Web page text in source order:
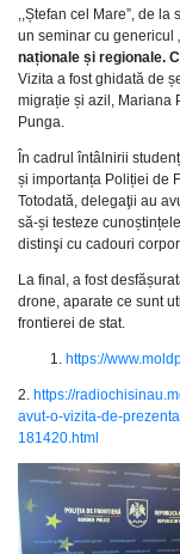
,,Ștefan cel Mare”, de
un seminar cu genericul „
naționale și regionale.
Vizita a fost ghidată de
migrație și azil, Mariana
Punga.
În cadrul întâlnirii
și importanța Poliției de
Totodată, delegaţii au
să-și testeze
distinşi cu cadouri
La final, a fost
drone, aparate ce sunt
frontierei de stat.
https://
2. https://
avut-o-vizita-de-
181420.html